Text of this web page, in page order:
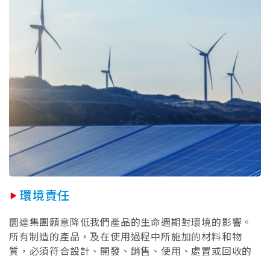
環境責任
圜達集團願意降低我們產品的生命週期對環境的影響。
所有制造的產品，及在使用過程中所施加的材料和物
質，必須符合設計、開發、銷售、使用、處置或回收的